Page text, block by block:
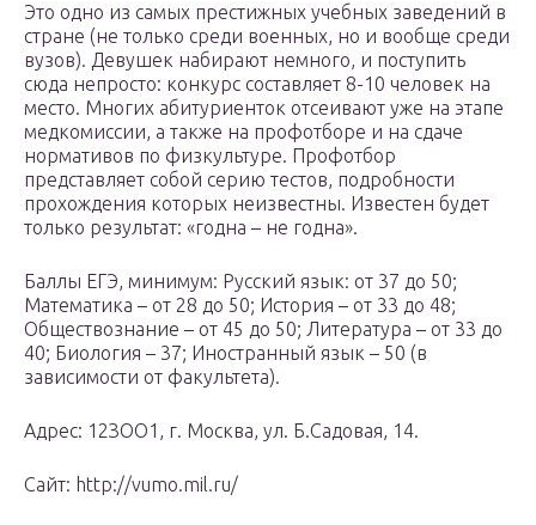
Это одно из самых престижных учебных заведений в
стране (не только среди военных, но и вообще среди
вузов). Девушек набирают немного, и поступить
сюда непросто: конкурс составляет 8-10 человек на
место. Многих абитуриенток отсеивают уже на этапе
медкомиссии, а также на профотборе и на сдаче
нормативов по физкультуре. Профотбор
представляет собой серию тестов, подробности
прохождения которых неизвестны. Известен будет
только результат: «годна – не годна».
Баллы ЕГЭ, минимум: Русский язык: от 37 до 50;
Математика – от 28 до 50; История – от 33 до 48;
Обществознание – от 45 до 50; Литература – от 33 до
40; Биология – 37; Иностранный язык – 50 (в
зависимости от факультета).
Адрес: 12ЗОО1, г. Москва, ул. Б.Садовая, 14.
Сайт: http://vumo.mil.ru/